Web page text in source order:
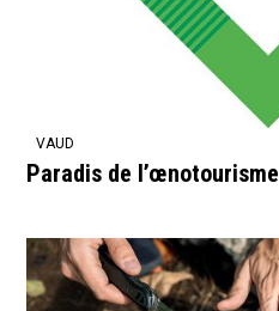
VAUD
Paradis de l’œnotourisme